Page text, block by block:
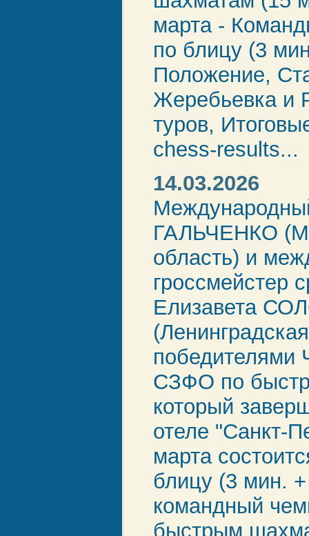
марта -
по блицу (3
Положение,
Жеребьевка и
туров,
chess-results...
14.03.2026
ГАЛЬЧЕНКО
область) и
гроссмейстер
Елизавета
победителями
СЗФО по
который
отеле "Санкт-
марта
блицу (3 мин.
командный
быстрым